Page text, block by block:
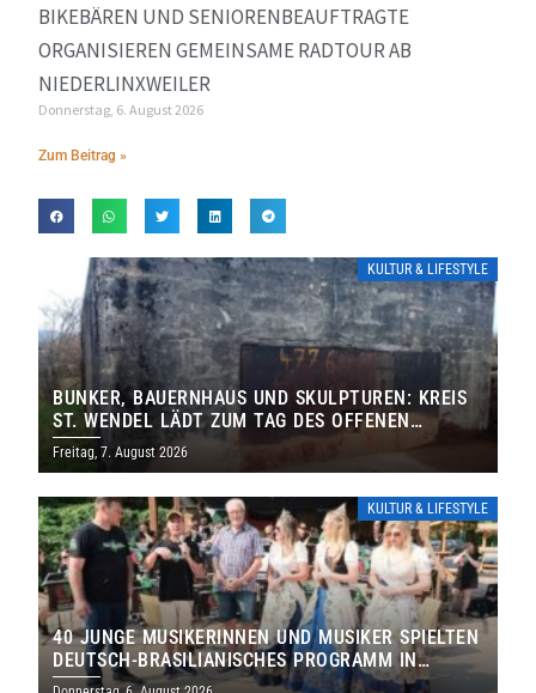
BIKEBÄREN UND SENIORENBEAUFTRAGTE
ORGANISIEREN GEMEINSAME RADTOUR AB
NIEDERLINXWEILER
Donnerstag, 6. August 2026
Zum Beitrag »
KULTUR & LIFESTYLE
BUNKER, BAUERNHAUS UND SKULPTUREN: KREIS
ST. WENDEL LÄDT ZUM TAG DES OFFENEN
DENKMALS EIN
Freitag, 7. August 2026
KULTUR & LIFESTYLE
40 JUNGE MUSIKERINNEN UND MUSIKER SPIELTEN
DEUTSCH-BRASILIANISCHES PROGRAMM IN
THOLEY